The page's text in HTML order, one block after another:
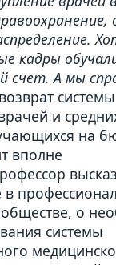
кадры
счет. А мы
системы
и
на
вполне
о
системы